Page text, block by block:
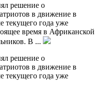
решение о
в движение в
текущего года уже
время в Африканской
В ...
решение о
в движение в
текущего года уже